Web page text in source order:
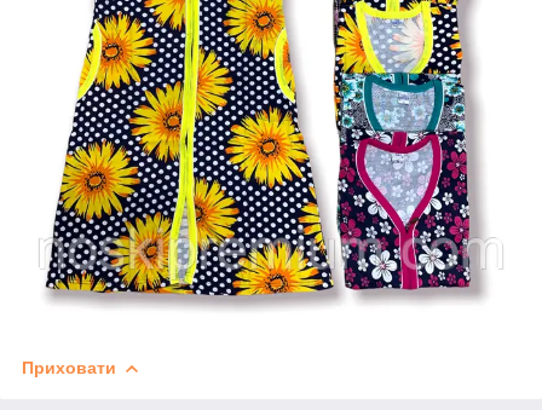
Приховати